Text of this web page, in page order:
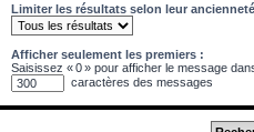
Limiter les résultats selon leur
Afficher seulement les premiers :
Saisissez « 0 » pour afficher le message
caractères des messages